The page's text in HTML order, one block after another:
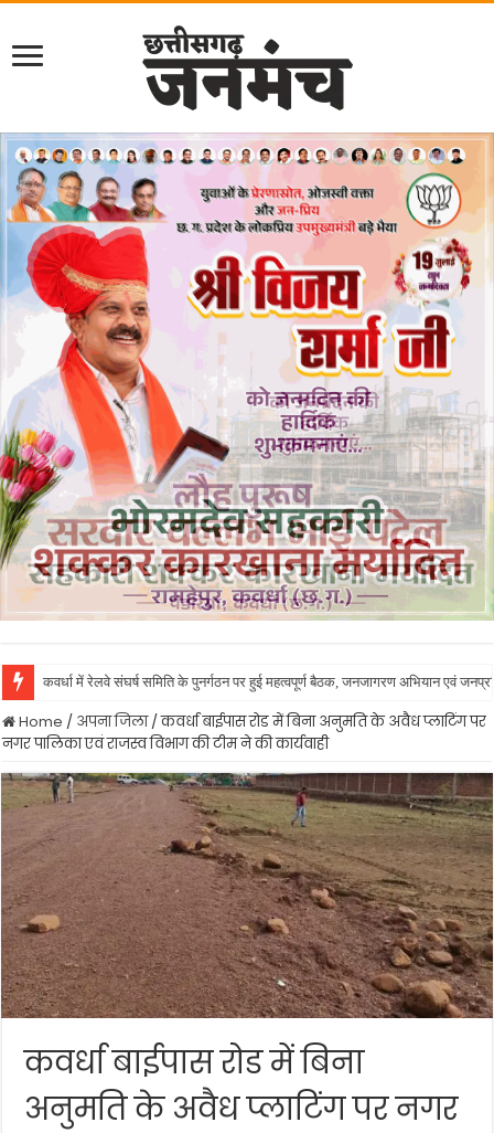
कवर्धा में रेलवे संघर्ष समिति के पुनर्गठन पर हुई महत्वपूर्ण बैठक, जनजागरण अभियान एवं
Home / अपना जिला/कवर्धा बाईपास रोड में बिना अनुमति के अवैध प्लाटिंग पर
नगर पालिका एवं राजस्व विभाग की टीम ने की कार्यवाही
कवर्धा बाईपास रोड में बिना
अनुमति के अवैध प्लाटिंग पर नगर